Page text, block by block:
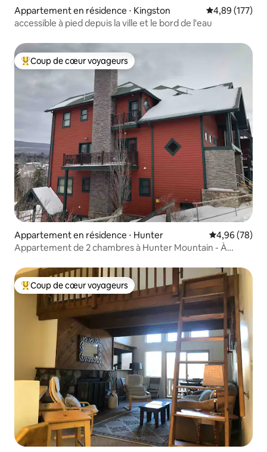
Appartement en résidence ⋅ Kingston Évaluation
4,89 (177)
accessible à pied depuis la ville et le bord de l'eau
Coups de cœur voyageurs les plus appréciés
Coup de cœur voyageurs
Appartement en résidence ⋅ Hunter Évaluation
4,96 (78)
Appartement de 2 chambres à Hunter Mountain - À
Coups de cœur voyageurs les plus appréciés
Coup de cœur voyageurs